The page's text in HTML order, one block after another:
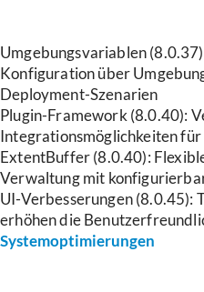
Umgebungsvariablen
Konfiguration über
Deployment-Szenarien
Plugin-Framework (8.0.40):
Integrationsmöglichkeiten
ExtentBuffer (8.0.40):
Verwaltung mit
UI-Verbesserungen (8.0.45):
erhöhen die
Systemoptimierungen